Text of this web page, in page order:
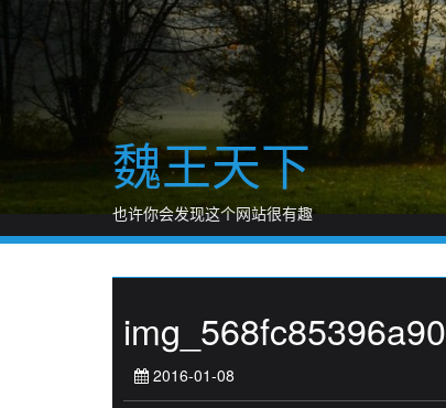
魏王天下
也许你会发现这个网站很有趣
img_568fc85396a90
2016-01-08